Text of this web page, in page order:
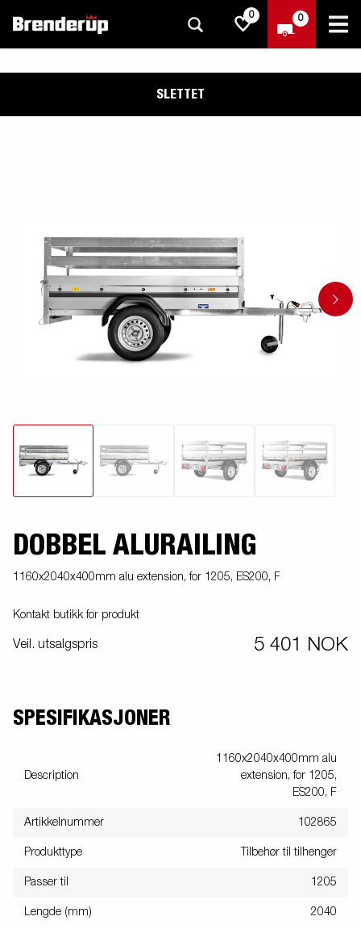
0 0
SLETTET
DOBBEL ALURAILING
1160x2040x400mm alu extension, for 1205, ES200, F
Kontakt butikk for produkt
Veil. utsalgspris 5 401 NOK
SPESIFIKASJONER
Description
1160x2040x400mm alu
extension, for 1205,
ES200, F
Artikkelnummer 102865
Produkttype Tilbehør til tilhenger
Passer til 1205
Lengde (mm) 2040